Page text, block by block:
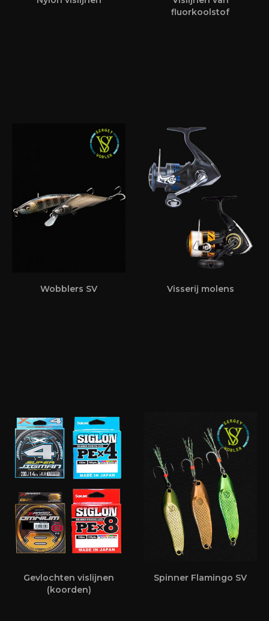
fluorkoolstof
Wobblers SV Visserij molens
Gevlochten vislijnen
(koorden)
Spinner Flamingo SV